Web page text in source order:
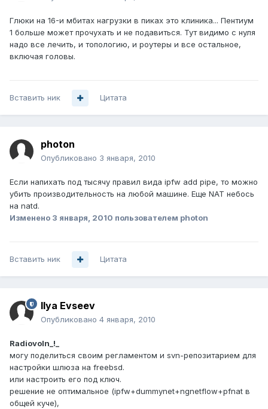
Глюки на 16-и мбитах нагрузки в пиках это клиника... Пентиум
1 больше может прочухать и не подавиться. Тут видимо с нуля
надо все лечить, и топологию, и роутеры и все остальное,
включая головы.
Вставить ник Цитата
photon
Опубликовано 3 января, 2010
Если напихать под тысячу правил вида ipfw add pipe, то можно
убить производительность на любой машине. Еще NAT небось
на natd.
Изменено 3 января, 2010 пользователем photon
Вставить ник Цитата
Ilya Evseev
Опубликовано 4 января, 2010
Radiovoln_!_
могу поделиться своим регламентом и svn-репозитарием для
настройки шлюза на freebsd.
или настроить его под ключ.
решение не оптимальное (ipfw+dummynet+ngnetflow+pfnat в
общей куче),